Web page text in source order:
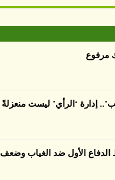
زيت النخيل التي تم
تدمرت بشكل أسرع من
وذلك حسب دراسة كشفت
بأن الزيت يمكن ألا
صديقة للبيئة 38 في المئة من زراعتها منذ عام 2007،
مرفوع
إدارة ‘الرأي’ ليست منعزلةً
الدفاع الأول ضد الغياب وضعف